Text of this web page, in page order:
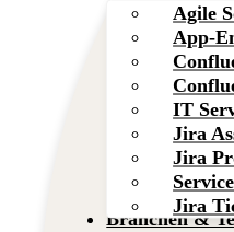
Agile
App-
IT
Jira
Jira
Jira
Branchen &